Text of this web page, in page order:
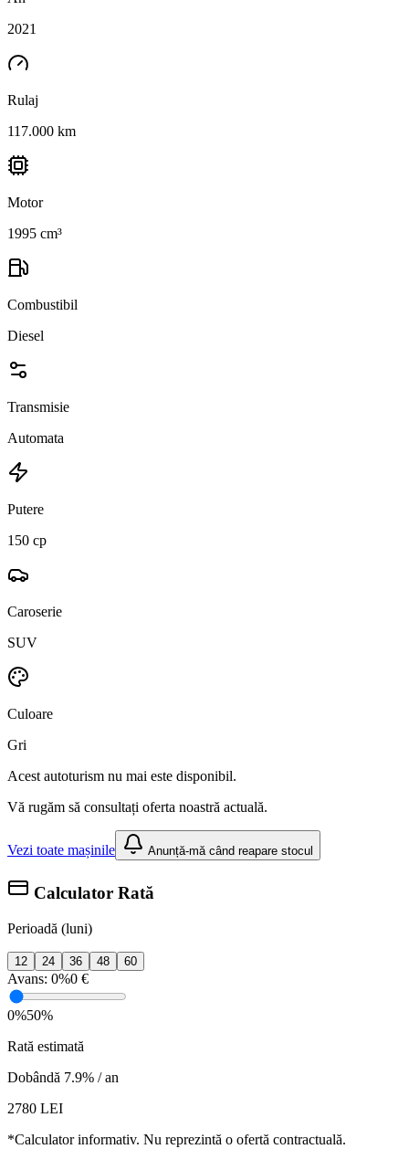
2021
Rulaj
117.000 km
Motor
1995 cm³
Combustibil
Diesel
Transmisie
Automata
Putere
150 cp
Caroserie
SUV
Culoare
Gri
Acest autoturism nu mai este disponibil.
Vă rugăm să consultați oferta noastră actuală.
Vezi toate mașinile Anunță-mă când reapare stocul
Calculator Rată
Perioadă (luni)
12 24 36 48 60
Avans: 0%0 €
0%50%
Rată estimată
Dobândă 7.9% / an
2780 LEI
*Calculator informativ. Nu reprezintă o ofertă contractuală.